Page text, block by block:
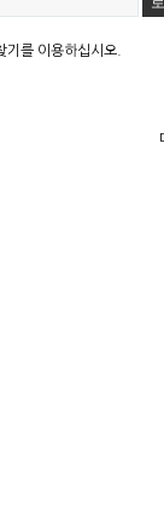
를 이용하십시오.